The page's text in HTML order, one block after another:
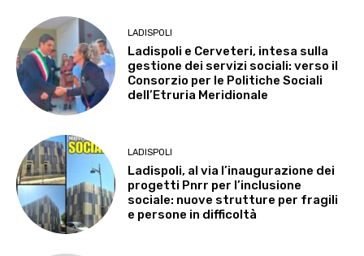
LADISPOLI
Ladispoli e Cerveteri, intesa sulla
gestione dei servizi sociali: verso il
Consorzio per le Politiche Sociali
dell’Etruria Meridionale
LADISPOLI
Ladispoli, al via l’inaugurazione dei
progetti Pnrr per l’inclusione
sociale: nuove strutture per fragili
e persone in difficoltà